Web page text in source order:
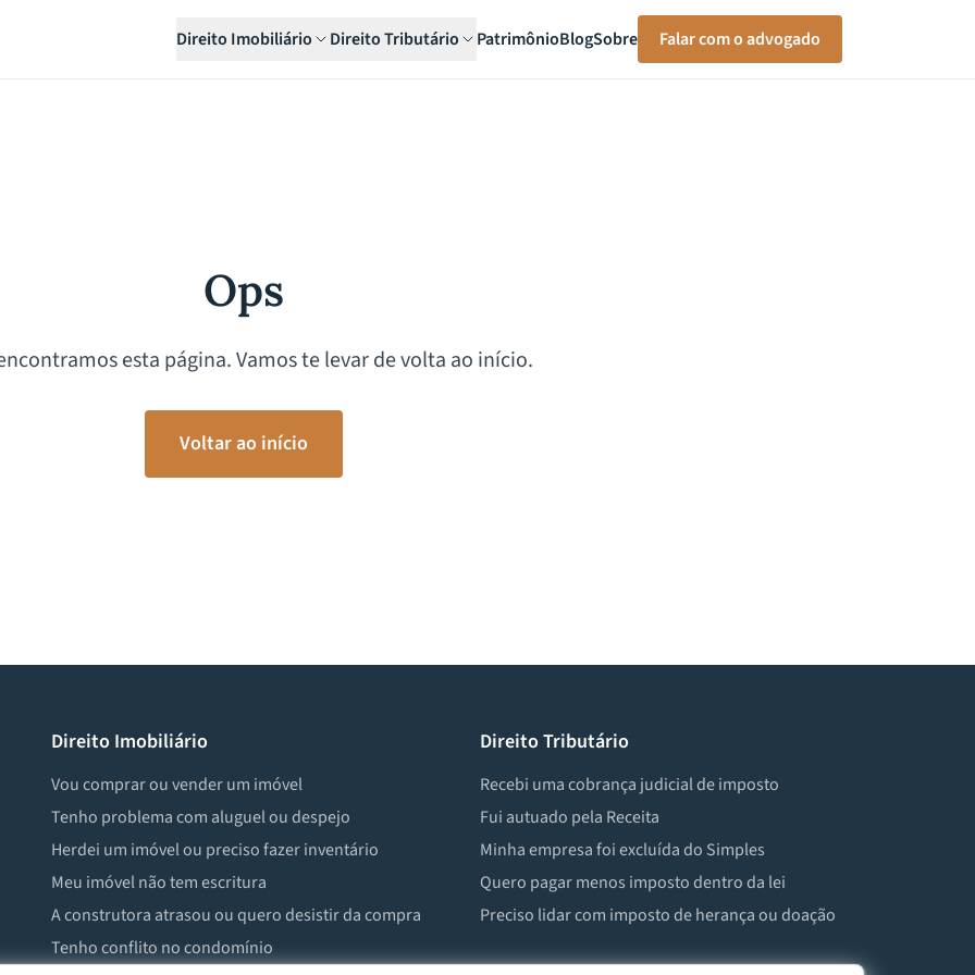
Direito Imobiliário Direito Tributário PatrimônioBlogSobre Falar com o advogado
Ops
esta página. Vamos te levar de volta ao início.
Voltar ao início
Direito Imobiliário
Vou comprar ou vender um imóvel
Tenho problema com aluguel ou despejo
Herdei um imóvel ou preciso fazer inventário
Meu imóvel não tem escritura
A construtora atrasou ou quero desistir da compra
Tenho conflito no condomínio
Direito Tributário
Recebi uma cobrança judicial de imposto
Fui autuado pela Receita
Minha empresa foi excluída do Simples
Quero pagar menos imposto dentro da lei
Preciso lidar com imposto de herança ou doação